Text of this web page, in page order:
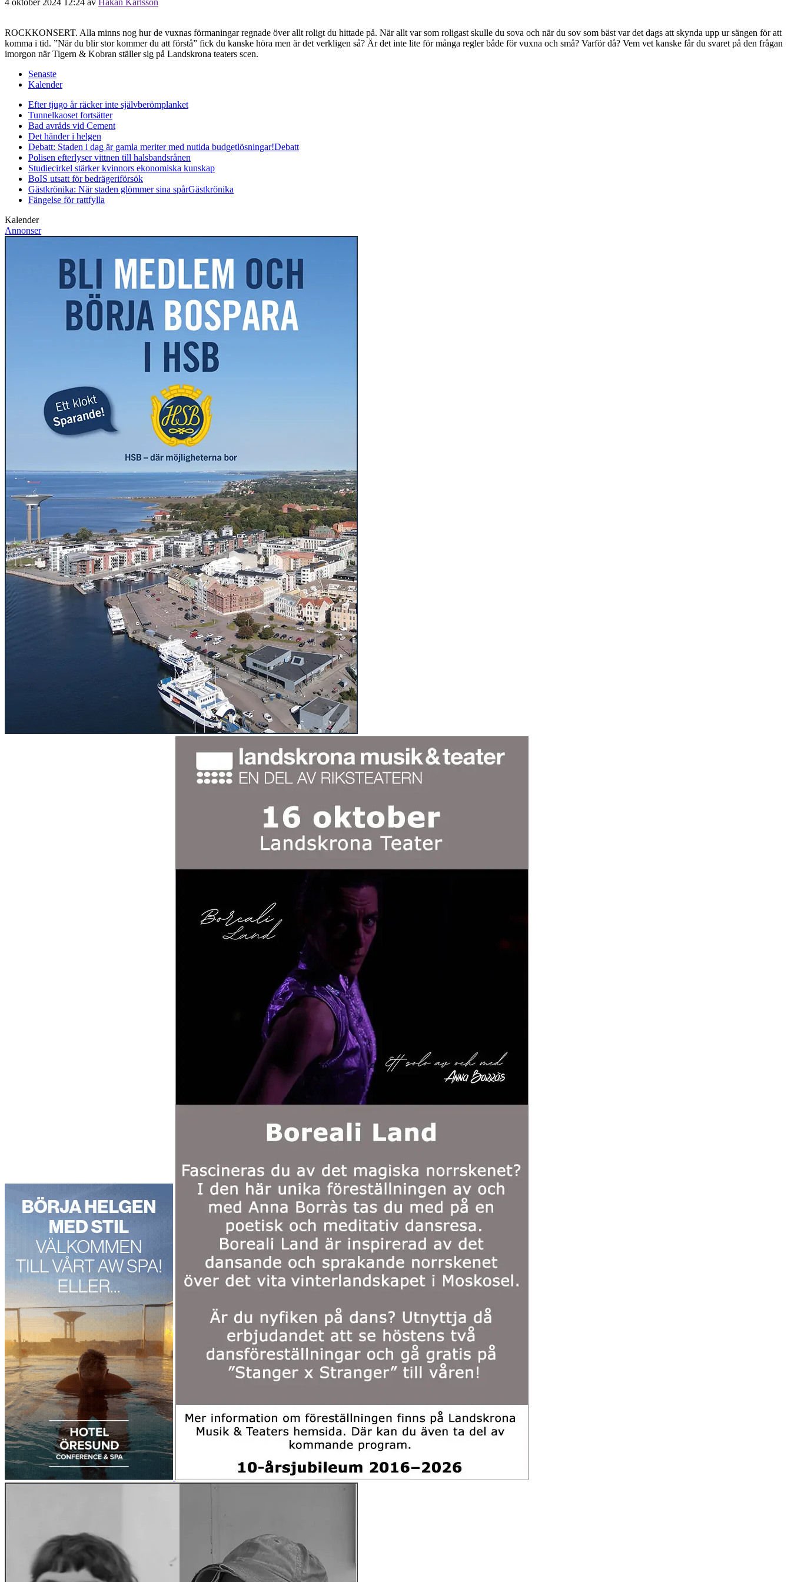
ROCKKONSERT. Alla minns nog hur de vuxnas förmaningar regnade över allt roligt du hittade på. När allt var som roligast skulle du sova och när du sov som bäst var det dags att skynda upp ur sängen för att
komma i tid. ”När du blir stor kommer du att förstå” fick du kanske höra men är det verkligen så? Är det inte lite för många regler både för vuxna och små? Varför då? Vem vet kanske får du svaret på den frågan
imorgon när Tigern & Kobran ställer sig på Landskrona teaters scen.
Senaste
Kalender
Efter tjugo år räcker inte självberömplanket
Tunnelkaoset fortsätter
Bad avråds vid Cement
Det händer i helgen
Debatt: Staden i dag är gamla meriter med nutida budgetlösningar!Debatt
Polisen efterlyser vittnen till halsbandsrånen
Studiecirkel stärker kvinnors ekonomiska kunskap
BoIS utsatt för bedrägeriförsök
Gästkrönika: När staden glömmer sina spårGästkrönika
Fängelse för rattfylla
Kalender
Annonser